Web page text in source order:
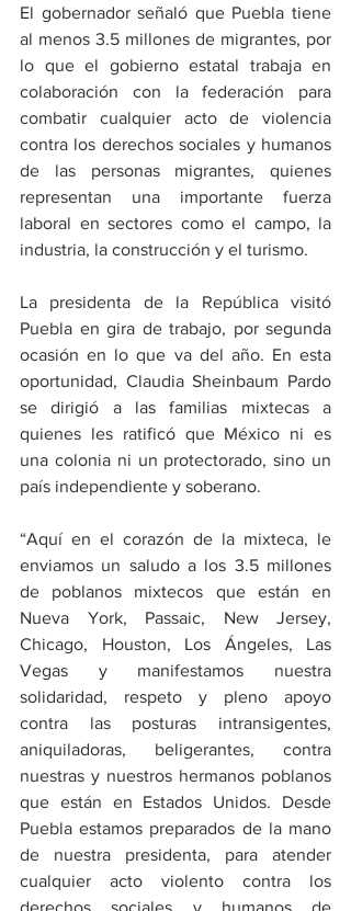
El gobernador señaló que Puebla tiene
al menos 3.5 millones de migrantes, por
lo que el gobierno estatal trabaja en
colaboración con la federación para
combatir cualquier acto de violencia
contra los derechos sociales y humanos
de las personas migrantes, quienes
representan una importante fuerza
laboral en sectores como el campo, la
industria, la construcción y el turismo.
La presidenta de la República visitó
Puebla en gira de trabajo, por segunda
ocasión en lo que va del año. En esta
oportunidad, Claudia Sheinbaum Pardo
se dirigió a las familias mixtecas a
quienes les ratificó que México ni es
una colonia ni un protectorado, sino un
país independiente y soberano.
“Aquí en el corazón de la mixteca, le
enviamos un saludo a los 3.5 millones
de poblanos mixtecos que están en
Nueva York, Passaic, New Jersey,
Chicago, Houston, Los Ángeles, Las
Vegas y manifestamos nuestra
solidaridad, respeto y pleno apoyo
contra las posturas intransigentes,
aniquiladoras, beligerantes, contra
nuestras y nuestros hermanos poblanos
que están en Estados Unidos. Desde
Puebla estamos preparados de la mano
de nuestra presidenta, para atender
cualquier acto violento contra los